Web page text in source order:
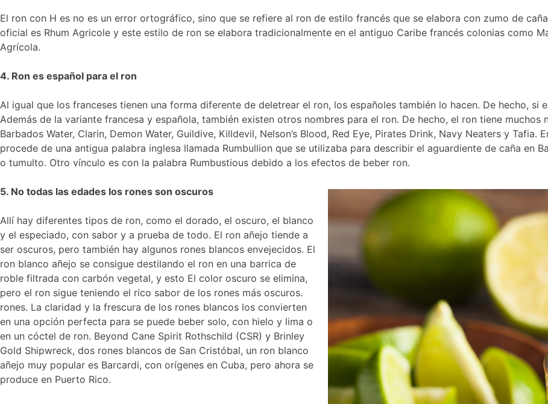
El ron con H es no es un error ortográfico, sino que se refiere al ron de estilo francés que se elabora con zumo de
oficial es Rhum Agricole y este estilo de ron se elabora tradicionalmente en el antiguo Caribe francés colonias como
Agrícola.
4. Ron es español para el ron
Al igual que los franceses tienen una forma diferente de deletrear el ron, los españoles también lo hacen. De hecho, si
Además de la variante francesa y española, también existen otros nombres para el ron. De hecho, el ron tiene muchos
Barbados Water, Clarin, Demon Water, Guildive, Killdevil, Nelson’s Blood, Red Eye, Pirates Drink, Navy Neaters y
procede de una antigua palabra inglesa llamada Rumbullion que se utilizaba para describir el aguardiente de caña en
o tumulto. Otro vínculo es con la palabra Rumbustious debido a los efectos de beber ron.
5. No todas las edades los rones son oscuros
Allí hay diferentes tipos de ron, como el dorado, el oscuro, el blanco
y el especiado, con sabor y a prueba de todo. El ron añejo tiende a
ser oscuros, pero también hay algunos rones blancos envejecidos. El
ron blanco añejo se consigue destilando el ron en una barrica de
roble filtrada con carbón vegetal, y esto El color oscuro se elimina,
pero el ron sigue teniendo el rico sabor de los rones más oscuros.
rones. La claridad y la frescura de los rones blancos los convierten
en una opción perfecta para se puede beber solo, con hielo y lima o
en un cóctel de ron. Beyond Cane Spirit Rothschild (CSR) y Brinley
Gold Shipwreck, dos rones blancos de San Cristóbal, un ron blanco
añejo muy popular es Barcardi, con orígenes en Cuba, pero ahora se
produce en Puerto Rico.